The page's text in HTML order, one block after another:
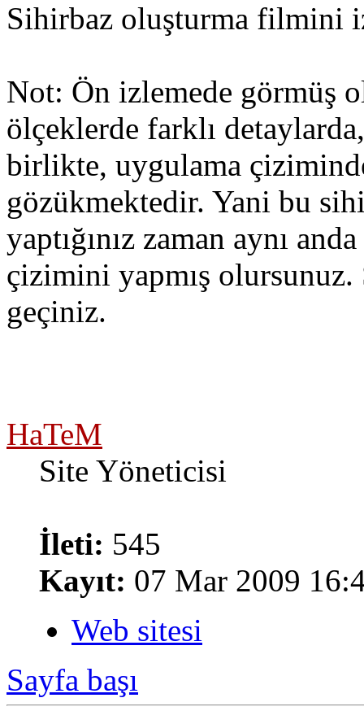
Sihirbaz oluşturma filmini
Not: Ön izlemede görmüş
ölçeklerde farklı
birlikte, uygulama
gözükmektedir. Yani bu
yaptığınız zaman aynı
çizimini yapmış
geçiniz.
HaTeM
Site Yöneticisi
İleti: 545
Kayıt: 07 Mar 2009
Web sitesi
Sayfa başı